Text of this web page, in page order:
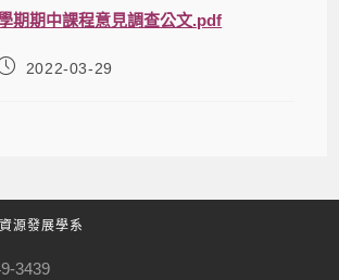
期期中課程意見調查公文.pdf
2022-03-29
源發展學系
3439